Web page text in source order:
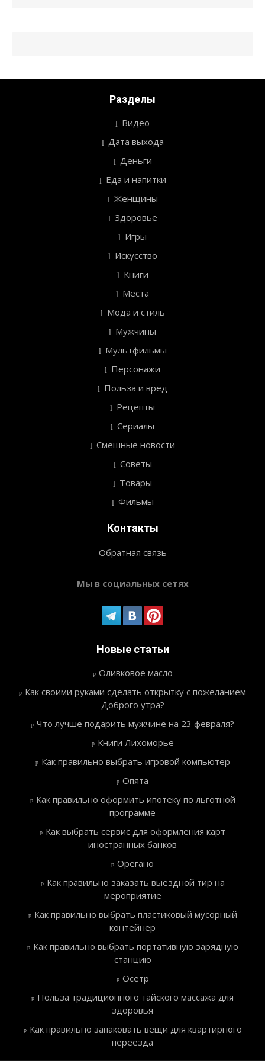
Разделы
Видео
Дата выхода
Деньги
Еда и напитки
Женщины
Здоровье
Игры
Искусство
Книги
Места
Мода и стиль
Мужчины
Мультфильмы
Персонажи
Польза и вред
Рецепты
Сериалы
Смешные новости
Советы
Товары
Фильмы
Контакты
Обратная связь
Мы в социальных сетях
Новые статьи
Оливковое масло
Как своими руками сделать открытку с пожеланием
Доброго утра?
Что лучше подарить мужчине на 23 февраля?
Книги Лихоморье
Как правильно выбрать игровой компьютер
Опята
Как правильно оформить ипотеку по льготной
программе
Как выбрать сервис для оформления карт
иностранных банков
Орегано
Как правильно заказать выездной тир на
мероприятие
Как правильно выбрать пластиковый мусорный
контейнер
Как правильно выбрать портативную зарядную
станцию
Осетр
Польза традиционного тайского массажа для
здоровья
Как правильно запаковать вещи для квартирного
переезда